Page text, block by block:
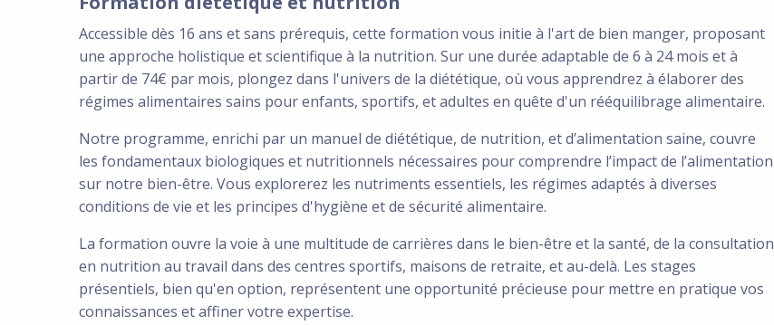
Accessible dès 16 ans et sans prérequis, cette formation vous initie à l'art de bien manger, proposant
une approche holistique et scientifique à la nutrition. Sur une durée adaptable de 6 à 24 mois et à
partir de 74€ par mois, plongez dans l'univers de la diététique, où vous apprendrez à élaborer des
régimes alimentaires sains pour enfants, sportifs, et adultes en quête d'un rééquilibrage alimentaire.
Notre programme, enrichi par un manuel de diététique, de nutrition, et d’alimentation saine, couvre
les fondamentaux biologiques et nutritionnels nécessaires pour comprendre l’impact de l’alimentation
sur notre bien-être. Vous explorerez les nutriments essentiels, les régimes adaptés à diverses
conditions de vie et les principes d'hygiène et de sécurité alimentaire.
La formation ouvre la voie à une multitude de carrières dans le bien-être et la santé, de la consultation
en nutrition au travail dans des centres sportifs, maisons de retraite, et au-delà. Les stages
présentiels, bien qu'en option, représentent une opportunité précieuse pour mettre en pratique vos
connaissances et affiner votre expertise.